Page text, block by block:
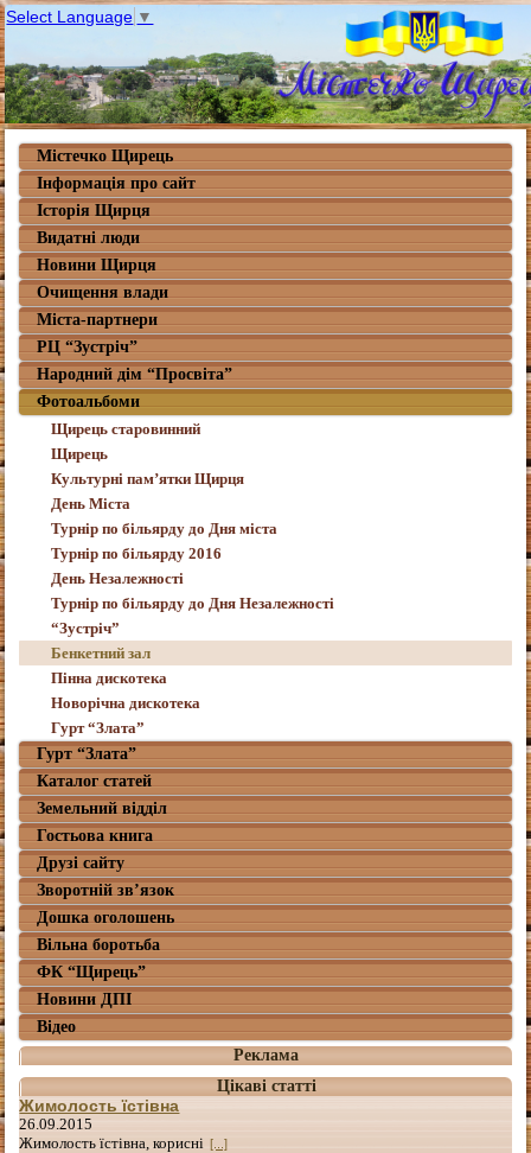
Select Language ▼
Містечко Щирець
Інформація про сайт
Історія Щирця
Видатні люди
Новини Щирця
Очищення влади
Міста-партнери
РЦ “Зустріч”
Народний дім “Просвіта”
Фотоальбоми
Щирець старовинний
Щирець
Культурні пам’ятки Щирця
День Міста
Турнір по більярду до Дня міста
Турнір по більярду 2016
День Незалежності
Турнір по більярду до Дня Незалежності
“Зустріч”
Бенкетний зал
Пінна дискотека
Новорічна дискотека
Гурт “Злата”
Гурт “Злата”
Каталог статей
Земельний відділ
Гостьова книга
Друзі сайту
Зворотній зв’язок
Дошка оголошень
Вільна боротьба
ФК “Щирець”
Новини ДПІ
Відео
Реклама
Цікаві статті
Жимолость їстівна
26.09.2015
Жимолость їстівна, корисні [...]